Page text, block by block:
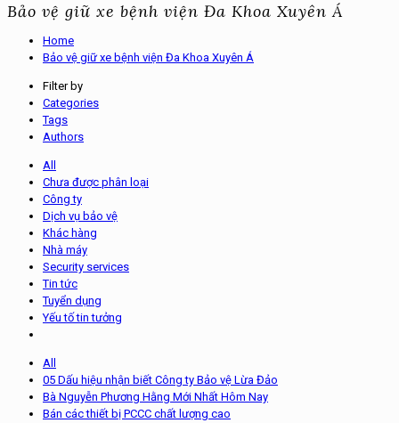
Bảo vệ giữ xe bệnh viện Đa Khoa Xuyên Á
Home
Bảo vệ giữ xe bệnh viện Đa Khoa Xuyên Á
Filter by
Categories
Tags
Authors
All
Chưa được phân loại
Công ty
Dịch vụ bảo vệ
Khác hàng
Nhà máy
Security services
Tin tức
Tuyển dụng
Yếu tố tin tưởng
All
05 Dấu hiệu nhận biết Công ty Bảo vệ Lừa Đảo
Bà Nguyễn Phương Hằng Mới Nhất Hôm Nay
Bán các thiết bị PCCC chất lượng cao